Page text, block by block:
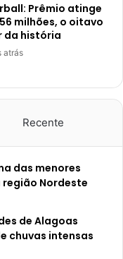
Prêmio atinge
milhões, o oitavo
da história
atrás
Recente
das menores
Nordeste
de Alagoas
chuvas intensas